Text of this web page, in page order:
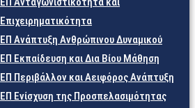
Επιχειρηματικότητα
ΕΠ Ανάπτυξη Ανθρώπινου Δυναμικού
ΕΠ Εκπαίδευση και Δια Βίου Μάθηση
ΕΠ Περιβάλλον και Αειφόρος Ανάπτυξη
ΕΠ Ενίσχυση της Προσπελασιμότητας